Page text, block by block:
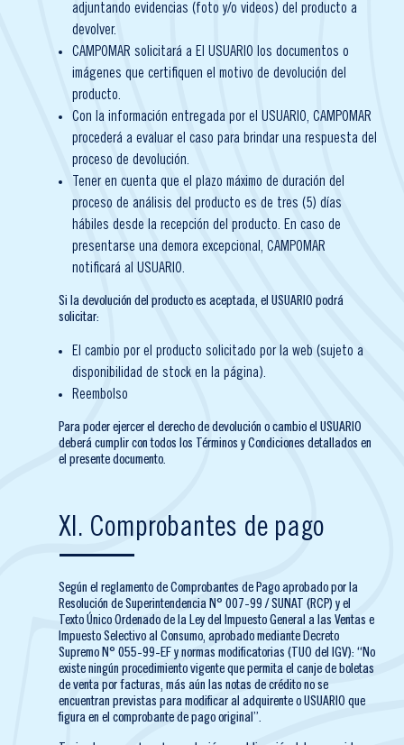
adjuntando evidencias (foto y/o videos) del producto a
devolver.
CAMPOMAR solicitará a El USUARIO los documentos o
imágenes que certifiquen el motivo de devolución del
producto.
Con la información entregada por el USUARIO, CAMPOMAR
procederá a evaluar el caso para brindar una respuesta del
proceso de devolución.
Tener en cuenta que el plazo máximo de duración del
proceso de análisis del producto es de tres (5) días
hábiles desde la recepción del producto. En caso de
presentarse una demora excepcional, CAMPOMAR
notificará al USUARIO.
Si la devolución del producto es aceptada, el USUARIO podrá
solicitar:
El cambio por el producto solicitado por la web (sujeto a
disponibilidad de stock en la página).
Reembolso
Para poder ejercer el derecho de devolución o cambio el USUARIO
deberá cumplir con todos los Términos y Condiciones detallados en
el presente documento.
XI. Comprobantes de pago
Según el reglamento de Comprobantes de Pago aprobado por la
Resolución de Superintendencia N° 007-99 / SUNAT (RCP) y el
Texto Único Ordenado de la Ley del Impuesto General a las Ventas e
Impuesto Selectivo al Consumo, aprobado mediante Decreto
Supremo N° 055-99-EF y normas modificatorias (TUO del IGV): “No
existe ningún procedimiento vigente que permita el canje de boletas
de venta por facturas, más aún las notas de crédito no se
encuentran previstas para modificar al adquirente o USUARIO que
figura en el comprobante de pago original”.